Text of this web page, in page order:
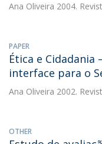
Ana Oliveira 2004.
PAPER
Ética e Cidadania
interface para o
Ana Oliveira 2002.
OTHER